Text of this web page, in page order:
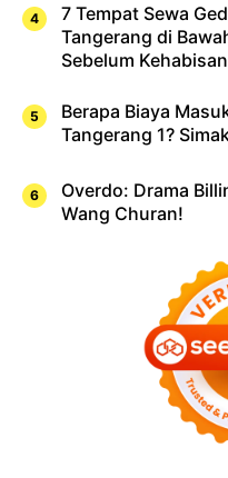
7 Tempat Sewa
Tangerang di
Sebelum
Berapa Biaya
Tangerang 1?
Overdo: Drama
Wang Churan!